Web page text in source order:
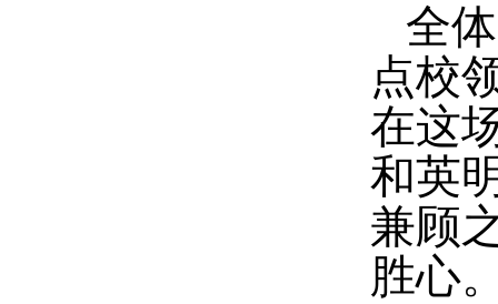
全
点校
在这
和英
兼顾
胜心